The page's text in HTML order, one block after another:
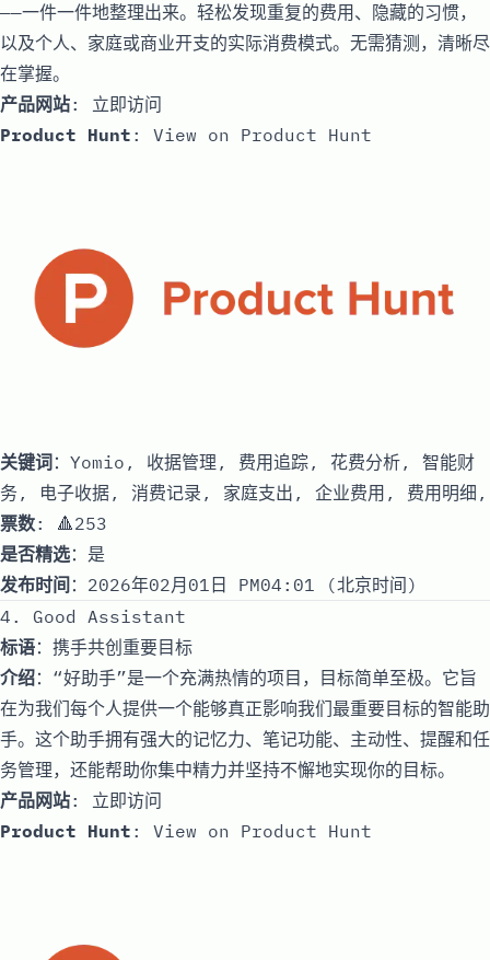
——一件一件地整理出来。轻松发现重复的费用、隐藏的习惯，
以及个人、家庭或商业开支的实际消费模式。无需猜测，清晰尽
在掌握。
产品网站: 立即访问
Product Hunt : View on Product Hunt
关键词：Yomio, 收据管理, 费用追踪, 花费分析, 智能财
务, 电子收据, 消费记录, 家庭支出, 企业费用, 费用明细,
票数: 🔺253
是否精选：是
发布时间 ：2026年02月01日 PM04:01 (北京时间)
4. Good Assistant
标语：携手共创重要目标
介绍：“好助手”是一个充满热情的项目，目标简单至极。它旨
在为我们每个人提供一个能够真正影响我们最重要目标的智能助
手。这个助手拥有强大的记忆力、笔记功能、主动性、提醒和任
务管理，还能帮助你集中精力并坚持不懈地实现你的目标。
产品网站: 立即访问
Product Hunt : View on Product Hunt